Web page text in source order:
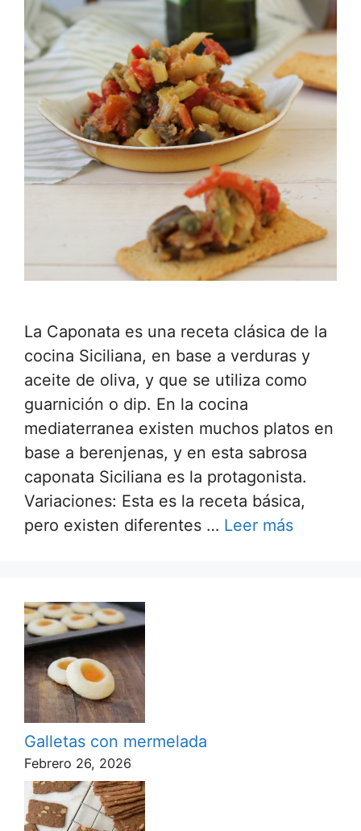
La Caponata es una receta clásica de la
cocina Siciliana, en base a verduras y
aceite de oliva, y que se utiliza como
guarnición o dip. En la cocina
mediaterranea existen muchos platos en
base a berenjenas, y en esta sabrosa
caponata Siciliana es la protagonista.
Variaciones: Esta es la receta básica,
pero existen diferentes … Leer más
Galletas con mermelada
Febrero 26, 2026